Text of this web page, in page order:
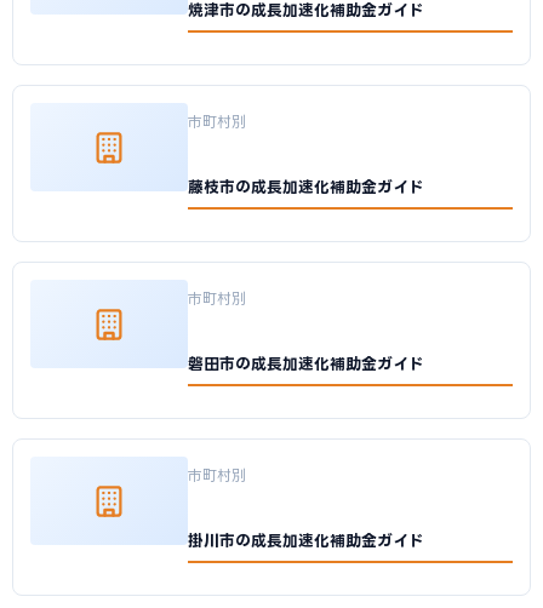
焼津市の成長加速化補助金ガイド
市町村別
藤枝市の成長加速化補助金ガイド
市町村別
磐田市の成長加速化補助金ガイド
市町村別
掛川市の成長加速化補助金ガイド